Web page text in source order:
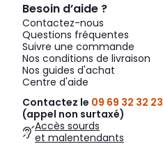
Besoin d’aide ?
Contactez-nous
Questions fréquentes
Suivre une commande
Nos conditions de livraison
Nos guides d'achat
Centre d'aide
Contactez le 09 69 32 32 23
(appel non surtaxé)
Accès sourds
et malentendants